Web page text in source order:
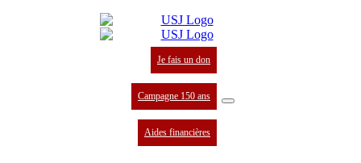
Je fais un don
Campagne 150 ans
Aides financières